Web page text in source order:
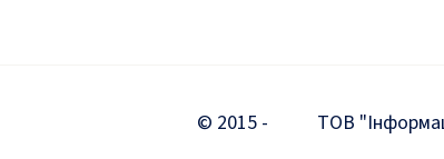
© 2015 - ТОВ